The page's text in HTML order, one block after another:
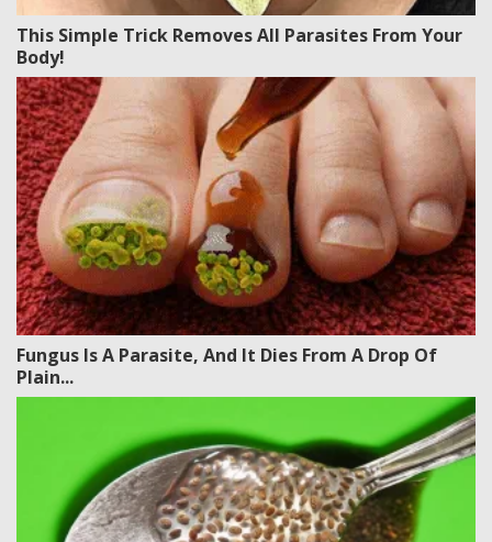
This Simple Trick Removes All Parasites From Your
Body!
Fungus Is A Parasite, And It Dies From A Drop Of
Plain...